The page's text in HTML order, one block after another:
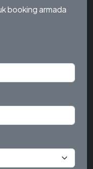
booking armada